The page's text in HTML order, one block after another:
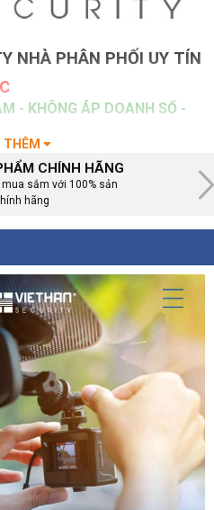
NHÀ PHÂN PHỐI UY TÍN
- KHÔNG ÁP DOANH SỐ -
phòng kinh doanh ) - Hỗ trợ kỹ thuật
HIỆN NHỮNG GÌ CAM KẾT
THÊM
CHÍNH HÃNG
sắm với 100% sản
hãng